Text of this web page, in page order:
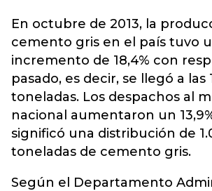
En octubre de 2013, la
cemento gris en el país tuvo
incremento de 18,4% con
pasado, es decir, se llegó a las
toneladas. Los despachos al
nacional aumentaron un
significó una distribución de
toneladas de cemento gris.
Según el Departamento